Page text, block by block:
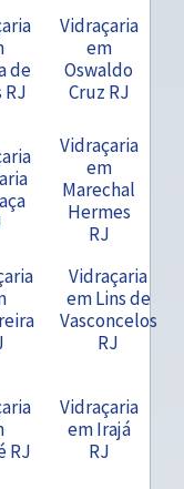
de
RJ
Vidraçaria
em
Oswaldo
Cruz RJ
Vidraçaria
em
Marechal
Hermes
RJ
Vidraçaria
em Lins de
Vasconcelos
RJ
RJ
Vidraçaria
em Irajá
RJ